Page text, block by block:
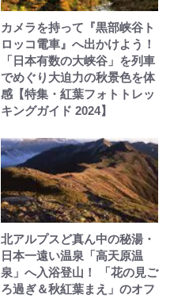
カメラを持って『黒部峡谷ト
ロッコ電車』へ出かけよう！
「日本有数の大峡谷」を列車
でめぐり大迫力の秋景色を体
感【特集・紅葉フォトトレッ
キングガイド 2024】
北アルプスど真ん中の秘湯・
日本一遠い温泉「高天原温
泉」へ入浴登山！ 「花の見ご
ろ過ぎ＆秋紅葉まえ」のオフ